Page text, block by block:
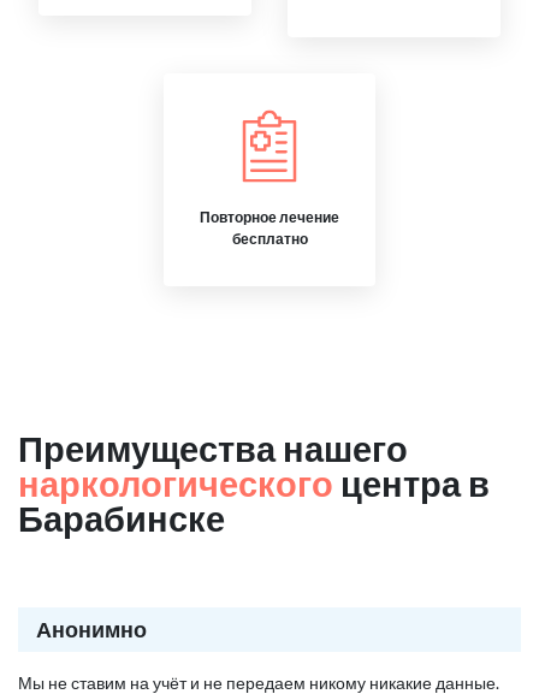
Повторное лечение
бесплатно
Преимущества нашего
наркологического центра в
Барабинске
Анонимно
Мы не ставим на учёт и не передаем никому никакие данные.